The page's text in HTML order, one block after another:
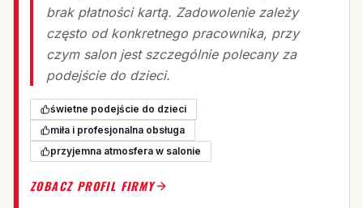
brak płatności kartą. Zadowolenie zależy
często od konkretnego pracownika, przy
czym salon jest szczególnie polecany za
podejście do dzieci.
świetne podejście do dzieci
miła i profesjonalna obsługa
przyjemna atmosfera w salonie
ZOBACZ PROFIL FIRMY